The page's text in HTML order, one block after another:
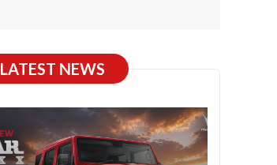
LATEST NEWS